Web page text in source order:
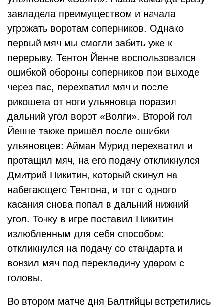
завладела преимуществом и начала
угрожать воротам соперников. Однако
первый мяч мы смогли забить уже к
перерыву. Тентон Йенне воспользовался
ошибкой обороны соперников при выходе
через пас, перехватил мяч и после
рикошета от ноги ульяновца поразил
дальний угол ворот «Волги». Второй гол
Йенне также пришёл после ошибки
ульяновцев: Айман Мурид перехватил и
протащил мяч, на его подачу откликнулся
Дмитрий Никитин, который скинул на
набегающего Тентона, и тот с одного
касания снова попал в дальний нижний
угол. Точку в игре поставил Никитин
излюбленным для себя способом:
откликнулся на подачу со стандарта и
вонзил мяч под перекладину ударом с
головы.
Во втором матче дня Балтийцы встретились